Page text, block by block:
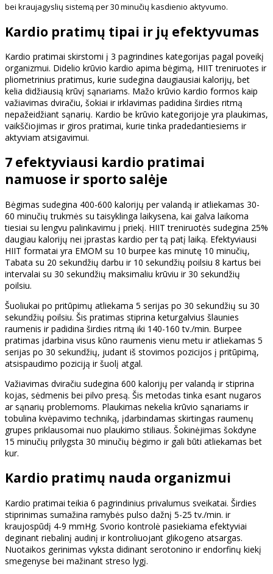
bei kraujagyslių sistemą per 30 minučių kasdienio aktyvumo.
Kardio pratimų tipai ir jų efektyvumas
Kardio pratimai skirstomi į 3 pagrindines kategorijas pagal poveikį
organizmui. Didelio krūvio kardio apima bėgimą, HIIT treniruotes ir
pliometrinius pratimus, kurie sudegina daugiausiai kalorijų, bet
kelia didžiausią krūvį sąnariams. Mažo krūvio kardio formos kaip
važiavimas dviračiu, šokiai ir irklavimas padidina širdies ritmą
nepažeidžiant sąnarių. Kardio be krūvio kategorijoje yra plaukimas,
vaikščiojimas ir giros pratimai, kurie tinka pradedantiesiems ir
aktyviam atsigavimui.
7 efektyviausi kardio pratimai
namuose ir sporto salėje
Bėgimas sudegina 400-600 kalorijų per valandą ir atliekamas 30-
60 minučių trukmės su taisyklinga laikysena, kai galva laikoma
tiesiai su lengvu palinkavimu į priekį. HIIT treniruotės sudegina 25%
daugiau kalorijų nei įprastas kardio per tą patį laiką. Efektyviausi
HIIT formatai yra EMOM su 10 burpee kas minutę 10 minučių,
Tabata su 20 sekundžių darbu ir 10 sekundžių poilsiu 8 kartus bei
intervalai su 30 sekundžių maksimaliu krūviu ir 30 sekundžių
poilsiu.
Šuoliukai po pritūpimų atliekama 5 serijas po 30 sekundžių su 30
sekundžių poilsiu. Šis pratimas stiprina keturgalvius šlaunies
raumenis ir padidina širdies ritmą iki 140-160 tv./min. Burpee
pratimas įdarbina visus kūno raumenis vienu metu ir atliekamas 5
serijas po 30 sekundžių, judant iš stovimos pozicijos į pritūpimą,
atsispaudimo poziciją ir šuolį atgal.
Važiavimas dviračiu sudegina 600 kalorijų per valandą ir stiprina
kojas, sėdmenis bei pilvo presą. Šis metodas tinka esant nugaros
ar sąnarių problemoms. Plaukimas nekelia krūvio sąnariams ir
tobulina kvėpavimo techniką, įdarbindamas skirtingas raumenų
grupes priklausomai nuo plaukimo stiliaus. Šokinėjimas šokdyne
15 minučių prilygsta 30 minučių bėgimo ir gali būti atliekamas bet
kur.
Kardio pratimų nauda organizmui
Kardio pratimai teikia 6 pagrindinius privalumus sveikatai. Širdies
stiprinimas sumažina ramybės pulso dažnį 5-25 tv./min. ir
kraujospūdį 4-9 mmHg. Svorio kontrolė pasiekiama efektyviai
deginant riebalinį audinį ir kontroliuojant glikogeno atsargas.
Nuotaikos gerinimas vyksta didinant serotonino ir endorfinų kiekį
smegenyse bei mažinant streso lygį.